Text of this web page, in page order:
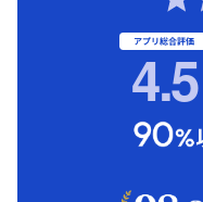
アプリ総合評価
4.5